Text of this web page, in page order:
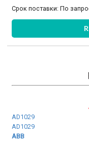
Срок поставки:По
AD1029
AD1029
ABB